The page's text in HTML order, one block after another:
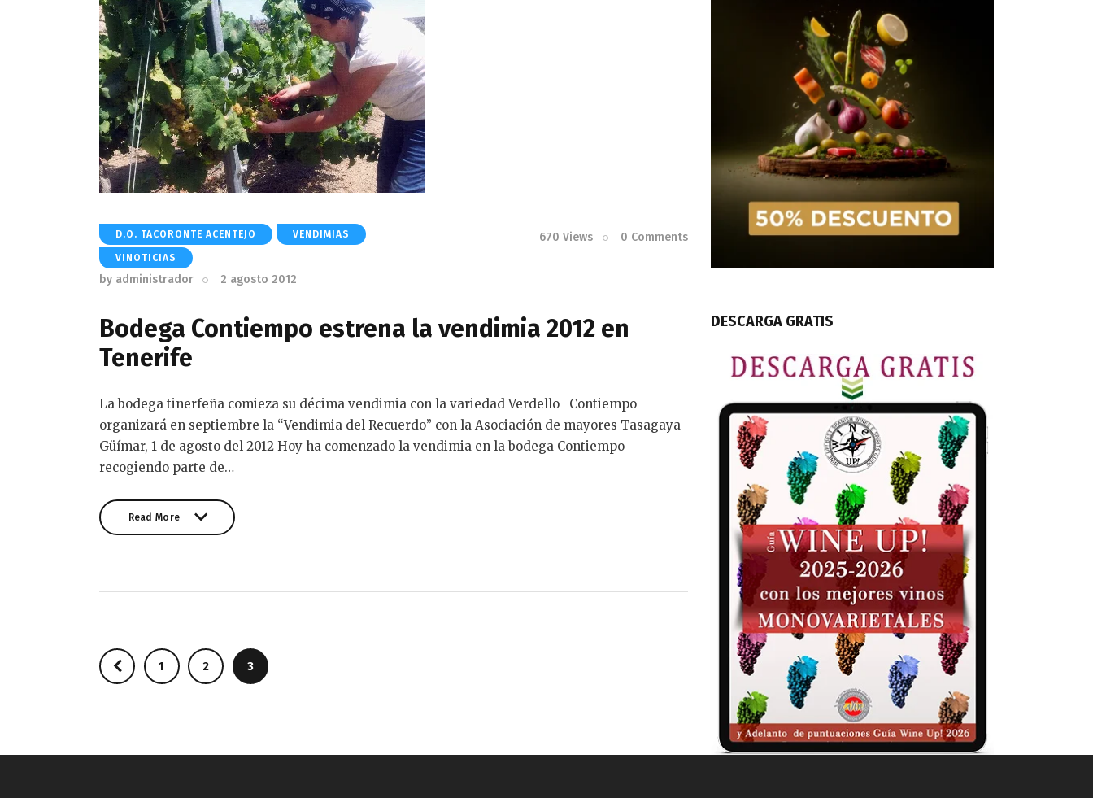
D.O. TACORONTE ACENTEJO VENDIMIAS
VINOTICIAS
by administrador 2 agosto 2012
670 Views 0 Comments
Bodega Contiempo estrena la vendimia 2012 en
Tenerife
La bodega tinerfeña comieza su décima vendimia con la variedad Verdello Contiempo
organizará en septiembre la “Vendimia del Recuerdo” con la Asociación de mayores Tasagaya
Güímar, 1 de agosto del 2012 Hoy ha comenzado la vendimia en la bodega Contiempo
recogiendo parte de…
Read More
Paginación
de
PAGE
1 PAGE
2 PAGE
3
DESCARGA GRATIS